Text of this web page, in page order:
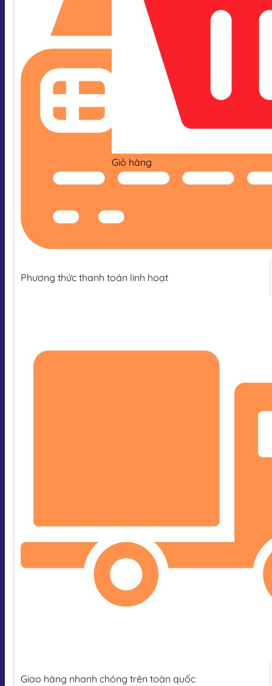
Giỏ hàng
Phương thức thanh toán linh hoạt
Giao hàng nhanh chóng trên toàn quốc